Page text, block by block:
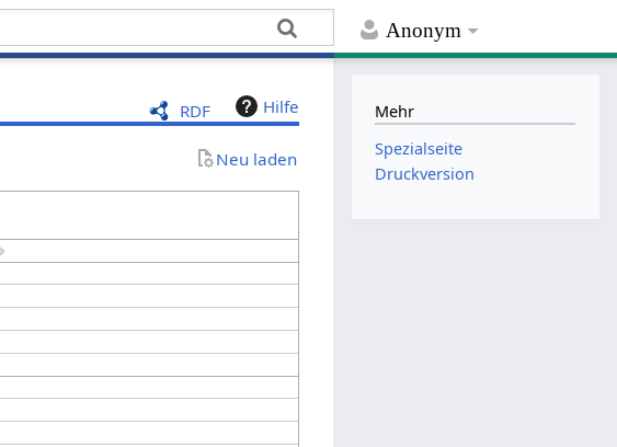
Anonym
RDF Hilfe
Neu laden
Mehr
Spezialseite
Druckversion